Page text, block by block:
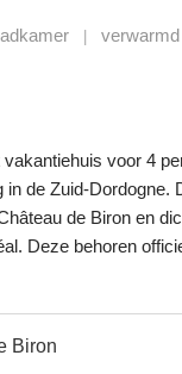
voor 4
de Zuid-Dordogne.
de Biron en
Deze behoren
Biron